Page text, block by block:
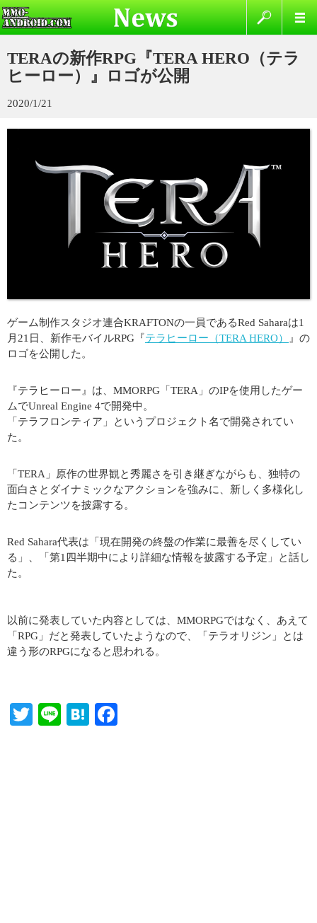
TERAの新作RPG『TERA HERO（テラ
ヒーロー）』ロゴが公開
2020/1/21
ゲーム制作スタジオ連合KRAFTONの一員であるRed Saharaは1
月21日、新作モバイルRPG『テラヒーロー（TERA HERO）
』の
ロゴを公開した。
『テラヒーロー』は、MMORPG「TERA」のIPを使用したゲー
ムでUnreal Engine 4で開発中。
「テラフロンティア」というプロジェクト名で開発されてい
た。
「TERA」原作の世界観と秀麗さを引き継ぎながらも、独特の
面白さとダイナミックなアクションを強みに、新しく多様化し
たコンテンツを披露する。
Red Sahara代表は「現在開発の終盤の作業に最善を尽くしてい
る」、「第1四半期中により詳細な情報を披露する予定」と話し
た。
以前に発表していた内容としては、MMORPGではなく、あえて
「RPG」だと発表していたようなので、「テラオリジン」とは
違う形のRPGになると思われる。
T
Li
H